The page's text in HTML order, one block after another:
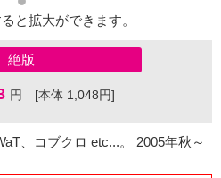
と拡大ができます。
絶版
円 [本体 1,048円]
、コブクロ etc...。 2005年秋～